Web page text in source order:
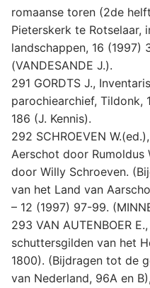
romaanse toren (2de
Pieterskerk te Rotselaar,
landschappen, 16 (1997)
(VANDESANDE J.).
291 GORDTS J.,
parochiearchief, Tildonk,
186 (J. Kennis).
292 SCHROEVEN
Aerschot door Rumoldus
door Willy Schroeven.
van het Land van
– 12 (1997) 97-99.
293 VAN AUTENBOER
schuttersgilden van het
1800). (Bijdragen tot de
van Nederland, 96A en